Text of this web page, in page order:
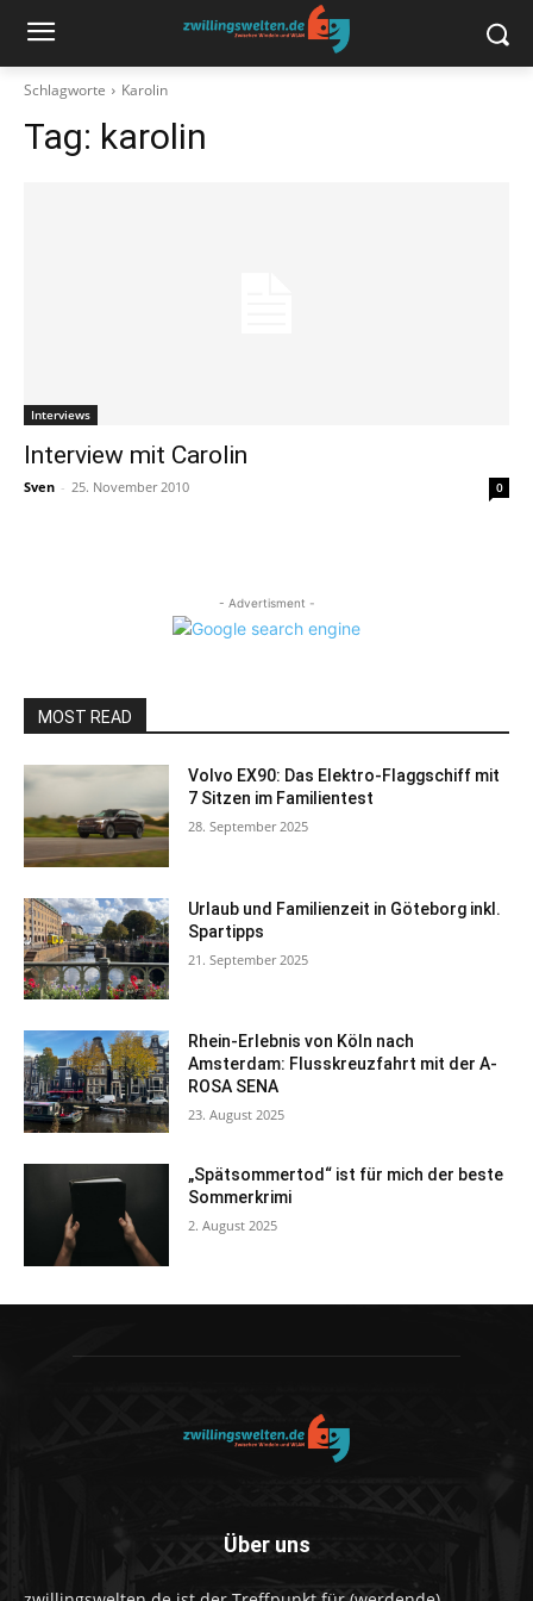
Schlagworte Karolin
Tag: karolin
Interviews
Interview mit Carolin
Sven - 25. November 2010 0
- Advertisment -
MOST READ
Volvo EX90: Das Elektro-Flaggschiff mit
7 Sitzen im Familientest
28. September 2025
Urlaub und Familienzeit in Göteborg inkl.
Spartipps
21. September 2025
Rhein-Erlebnis von Köln nach
Amsterdam: Flusskreuzfahrt mit der A-
ROSA SENA
23. August 2025
„Spätsommertod“ ist für mich der beste
Sommerkrimi
2. August 2025
Über uns